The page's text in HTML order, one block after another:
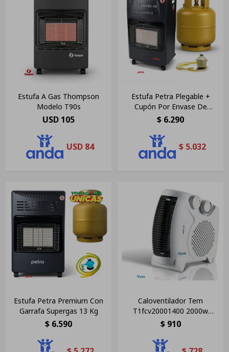
Estufa A Gas Thompson
Modelo T90s
USD 105
USD 84
Estufa Petra Plegable +
Cupón Por Envase De
Garrafa De 13kg
$ 6.290
$ 5.032
Estufa Petra Premium Con
Garrafa Supergas 13 Kg
$ 6.590
Caloventilador Tem
T1fcv20001400 2000w
Frio/calor Termostato Color
$ 910